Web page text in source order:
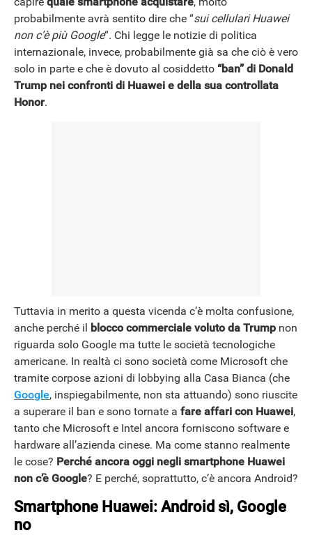
NEWS
probabilmente avrà sentito dire che “sui cellulari Huawei
non c’è più Google“. Chi legge le notizie di politica
internazionale, invece, probabilmente già sa che ciò è vero
solo in parte e che è dovuto al cosiddetto “ban” di Donald
Trump nei confronti di Huawei e della sua controllata
Honor.
Tuttavia in merito a questa vicenda c’è molta confusione,
anche perché il
blocco commerciale voluto da Trump non
riguarda solo Google ma tutte le società tecnologiche
americane. In realtà ci sono società come Microsoft che
tramite corpose azioni di lobbying alla Casa Bianca (che
Google, inspiegabilmente, non sta attuando) sono riuscite
a superare il ban e sono tornate a fare affari con Huawei,
tanto che Microsoft e Intel ancora forniscono software e
hardware all’azienda cinese. Ma come stanno realmente
le cose? Perché ancora oggi negli smartphone Huawei
non c’è Google? E perché, soprattutto, c’è ancora Android?
Smartphone Huawei: Android sì, Google
no